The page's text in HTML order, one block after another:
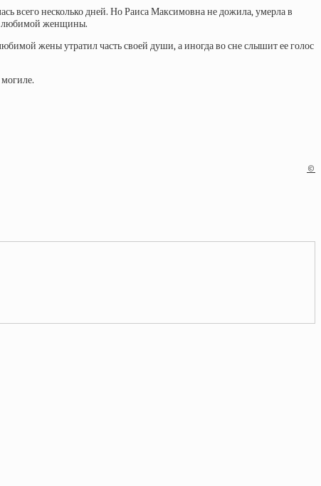
всего несколько дней. Но Раиса Максимовна не дожила, умерла в
любимой женщины.
жены утратил часть своей души, а иногда во сне слышит ее голос
©